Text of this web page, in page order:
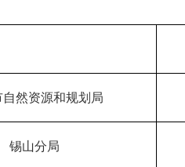
自然资源和规划局
锡山分局